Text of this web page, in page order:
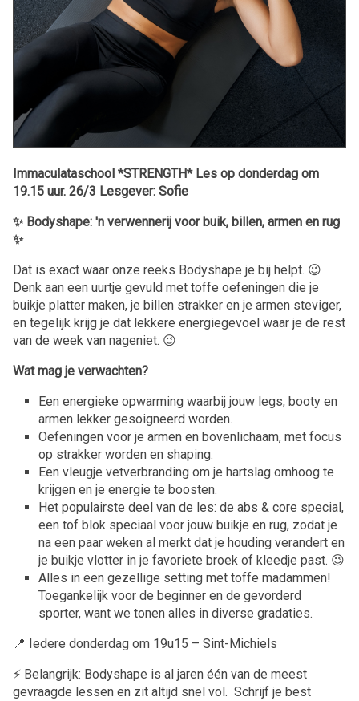
Immaculataschool *STRENGTH* Les op donderdag om
19.15 uur. 26/3 Lesgever: Sofie
✨ Bodyshape: 'n verwennerij voor buik, billen, armen en rug
✨
Dat is exact waar onze reeks Bodyshape je bij helpt. 😉
Denk aan een uurtje gevuld met toffe oefeningen die je
buikje platter maken, je billen strakker en je armen steviger,
en tegelijk krijg je dat lekkere energiegevoel waar je de rest
van de week van nageniet. 😉
Wat mag je verwachten?
Een energieke opwarming waarbij jouw legs, booty en
armen lekker gesoigneerd worden.
Oefeningen voor je armen en bovenlichaam, met focus
op strakker worden en shaping.
Een vleugje vetverbranding om je hartslag omhoog te
krijgen en je energie te boosten.
Het populairste deel van de les: de abs & core special,
een tof blok speciaal voor jouw buikje en rug, zodat je
na een paar weken al merkt dat je houding verandert en
je buikje vlotter in je favoriete broek of kleedje past. 😉
Alles in een gezellige setting met toffe madammen!
Toegankelijk voor de beginner en de gevorderd
sporter, want we tonen alles in diverse gradaties.
📍 Iedere donderdag om 19u15 – Sint-Michiels
⚡️ Belangrijk: Bodyshape is al jaren één van de meest
gevraagde lessen en zit altijd snel vol. Schrijf je best